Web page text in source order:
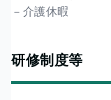
－介護休暇
研修制度等